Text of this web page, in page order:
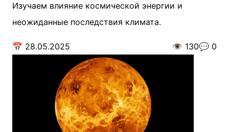
Изучаем влияние космической энергии и
неожиданные последствия климата.
📅 28.05.2025 👁️ 130💬 0